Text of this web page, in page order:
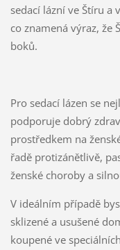
sedací lázní ve Štíru
co znamená výraz, že
boků.
Pro sedací lázen se
podporuje dobrý
prostředkem na
řadě protizánětlivě,
ženské choroby a
V ideálním případě
sklizené a usušené
koupené ve